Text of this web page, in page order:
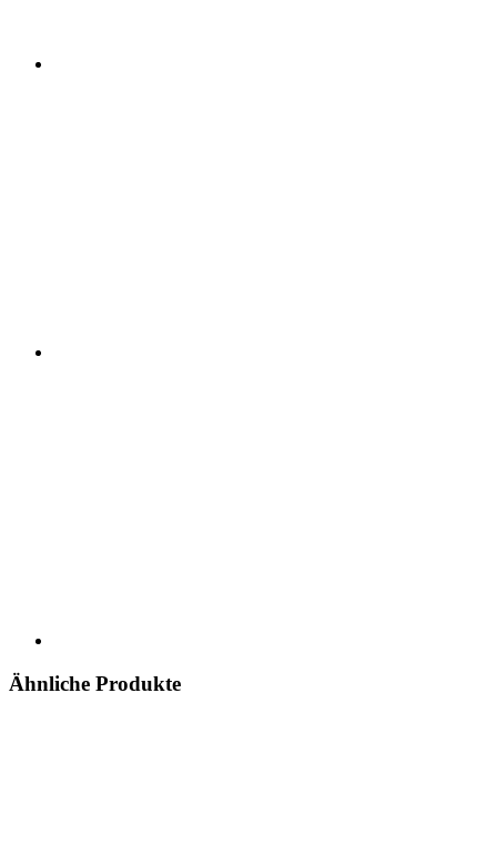
Ähnliche Produkte